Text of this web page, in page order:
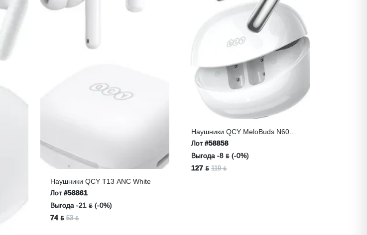
Наушники QCY T13 ANC White
Лот#58861
Выгода -21 ƃ (-0%)
74 ƃ 53 ƃ
Наушники QCY MeloBuds N60
White
Лот#58858
Выгода -8 ƃ (-0%)
127 ƃ 119 ƃ